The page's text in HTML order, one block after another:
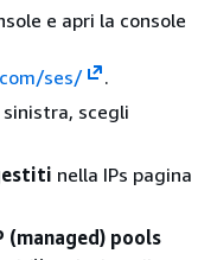
e apri la console
ses/
.
scegli
nella IPs pagina
(managed) pools